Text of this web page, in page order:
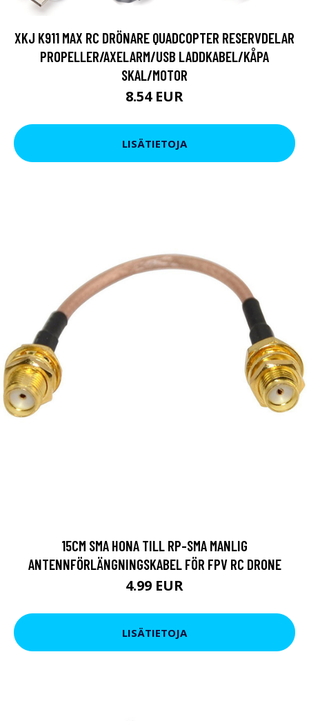
XKJ K911 MAX RC DRÖNARE QUADCOPTER RESERVDELAR
PROPELLER/AXELARM/USB LADDKABEL/KÅPA
SKAL/MOTOR
8.54 EUR
LISÄTIETOJA
15CM SMA HONA TILL RP-SMA MANLIG
ANTENNFÖRLÄNGNINGSKABEL FÖR FPV RC DRONE
4.99 EUR
LISÄTIETOJA